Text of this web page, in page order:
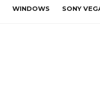
WINDOWS SONY